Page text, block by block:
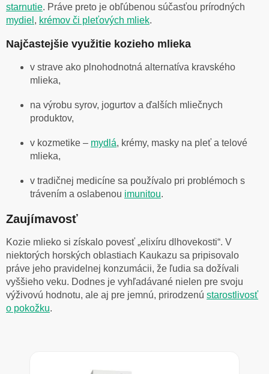
starnutie. Práve preto je obľúbenou súčasťou prírodných
mydiel , krémov či pleťových mliek.
Najčastejšie využitie kozieho mlieka
v strave ako plnohodnotná alternatíva kravského
mlieka,
na výrobu syrov, jogurtov a ďalších mliečnych
produktov,
v kozmetike – mydlá, krémy, masky na pleť a telové
mlieka,
v tradičnej medicíne sa používalo pri problémoch s
trávením a oslabenou imunitou.
Zaujímavosť
Kozie mlieko si získalo povesť „elixíru dlhovekosti“. V
niektorých horských oblastiach Kaukazu sa pripisovalo
práve jeho pravidelnej konzumácii, že ľudia sa dožívali
vyššieho veku. Dodnes je vyhľadávané nielen pre svoju
výživovú hodnotu, ale aj pre jemnú, prirodzenú starostlivosť
o pokožku.